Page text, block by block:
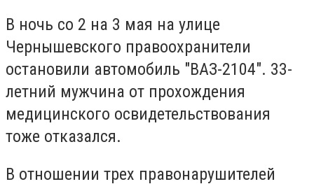
В ночь со 2 на 3 мая на улице
Чернышевского правоохранители
остановили автомобиль "ВАЗ-2104". 33-
летний мужчина от прохождения
медицинского освидетельствования
тоже отказался.
В отношении трех правонарушителей